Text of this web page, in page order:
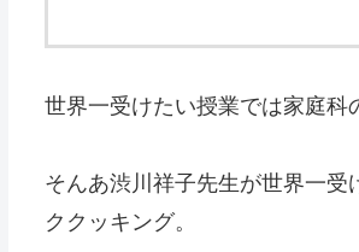
世界一受けたい授業では家庭科
そんあ渋川祥子先生が世界一
ククッキング。